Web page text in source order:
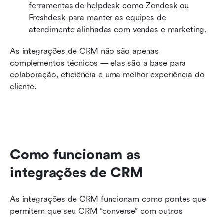
ferramentas de helpdesk como Zendesk ou
Freshdesk para manter as equipes de
atendimento alinhadas com vendas e marketing.
As integrações de CRM não são apenas
complementos técnicos — elas são a base para
colaboração, eficiência e uma melhor experiência do
cliente.
Como funcionam as
integrações de CRM
As integrações de CRM funcionam como pontes que
permitem que seu CRM “converse” com outros